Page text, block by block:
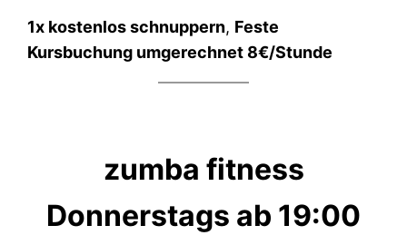
1x kostenlos schnuppern, Feste
Kursbuchung umgerechnet 8€/Stunde
zumba fitness
Donnerstags ab 19:00